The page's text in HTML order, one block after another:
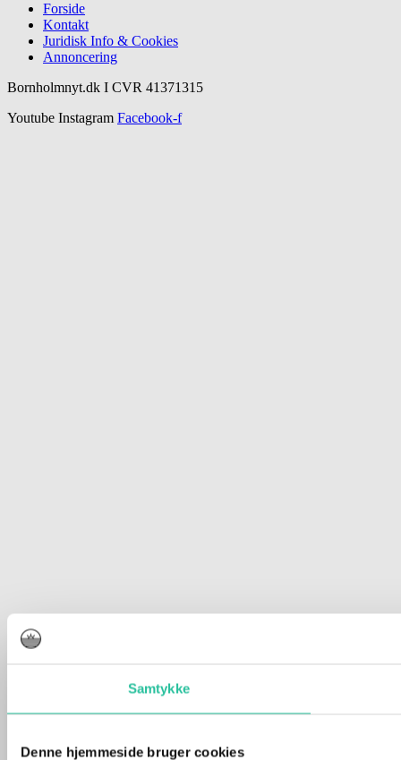
Samtykke
Denne hjemmeside bruger cookies
Forside
Kontakt
Juridisk Info & Cookies​
Annoncering
Bornholmnyt.dk I CVR 41371315
Youtube Instagram Facebook-f